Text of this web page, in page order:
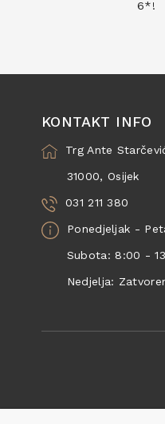
6*!
KONTAKT INFO
Trg Ante
31000, Osijek
031 211 380
Ponedjeljak -
Subota: 8:00 -
Nedjelja: